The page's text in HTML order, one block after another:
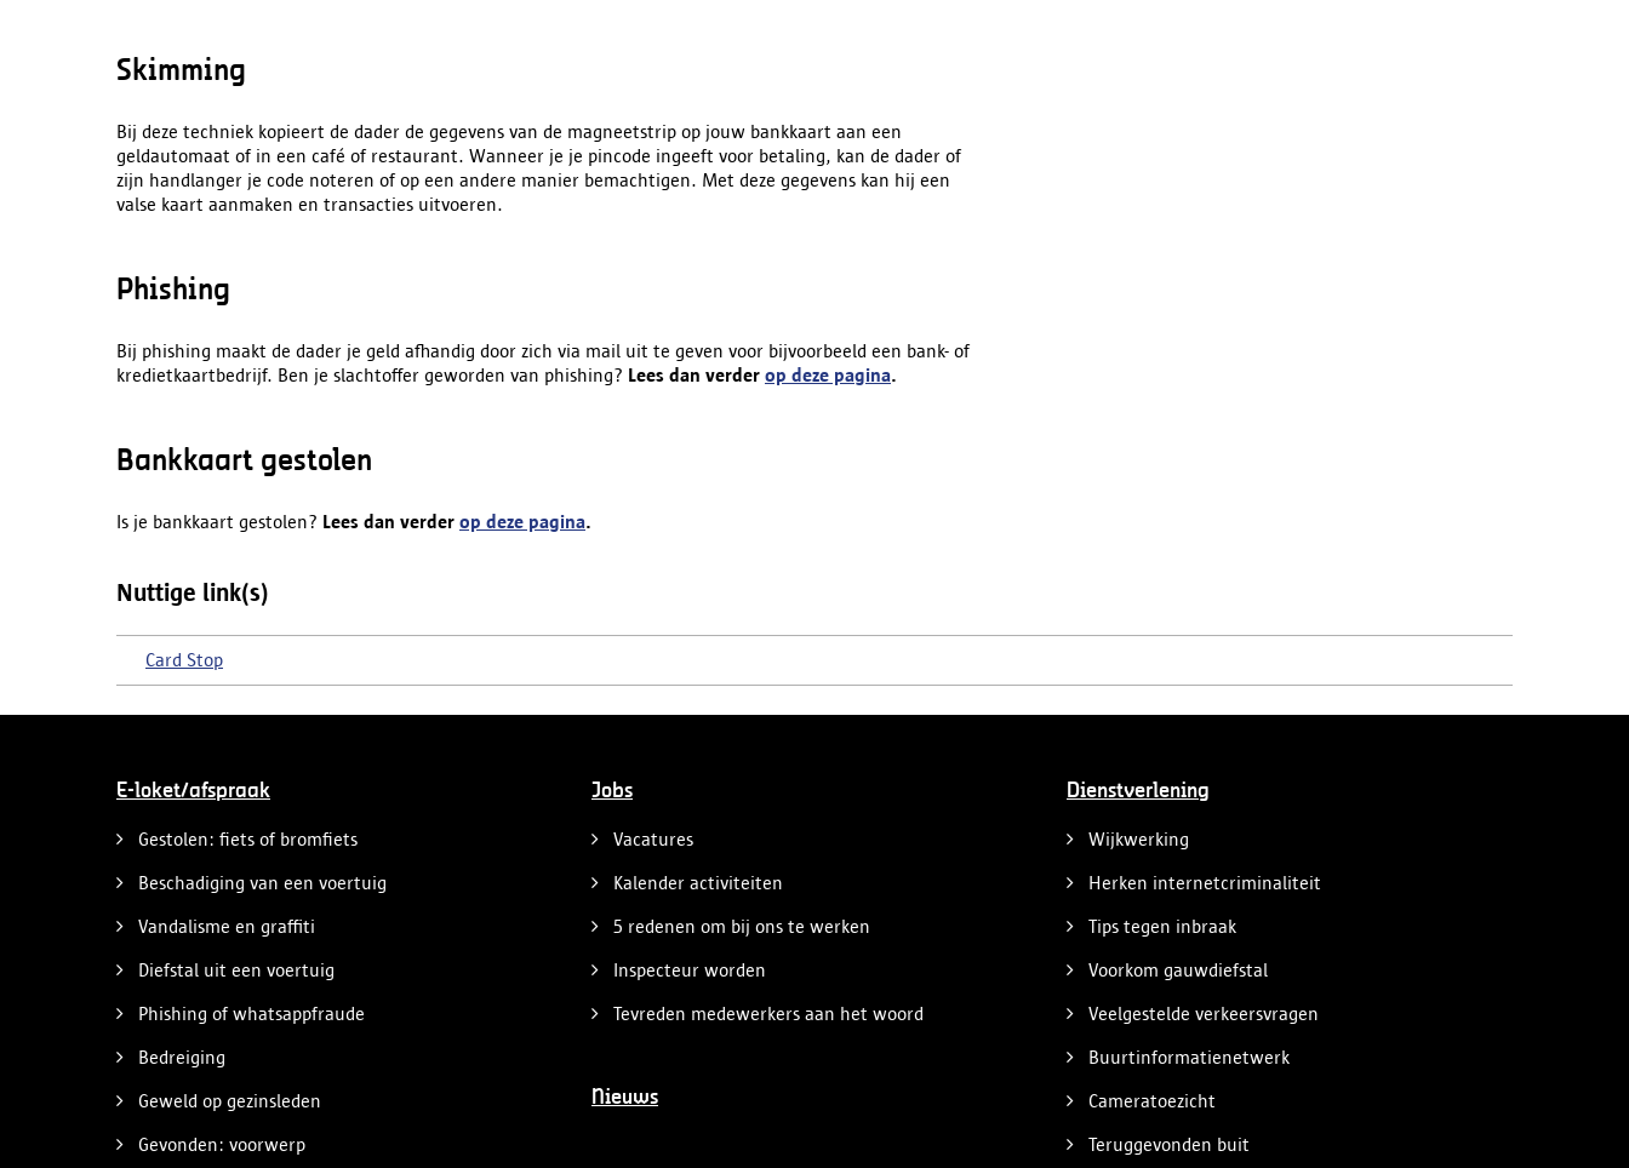
Skimming
Bij deze techniek kopieert de dader de gegevens van de magneetstrip op jouw bankkaart aan een
geldautomaat of in een café of restaurant. Wanneer je je pincode ingeeft voor betaling, kan de dader of
zijn handlanger je code noteren of op een andere manier bemachtigen. Met deze gegevens kan hij een
valse kaart aanmaken en transacties uitvoeren.
Phishing
Bij phishing maakt de dader je geld afhandig door zich via mail uit te geven voor bijvoorbeeld een bank- of
kredietkaartbedrijf. Ben je slachtoffer geworden van phishing? Lees dan verder op deze pagina.
Bankkaart gestolen
Is je bankkaart gestolen? Lees dan verder op deze pagina.
Nuttige link(s)
Card Stop
E-loket/afspraak
Gestolen: fiets of bromfiets
Beschadiging van een voertuig
Vandalisme en graffiti
Diefstal uit een voertuig
Phishing of whatsappfraude
Bedreiging
Geweld op gezinsleden
Gevonden: voorwerp
Jobs
Vacatures
Kalender activiteiten
5 redenen om bij ons te werken
Inspecteur worden
Tevreden medewerkers aan het woord
Nieuws
Dienstverlening
Wijkwerking
Herken internetcriminaliteit
Tips tegen inbraak
Voorkom gauwdiefstal
Veelgestelde verkeersvragen
Buurtinformatienetwerk
Cameratoezicht
Teruggevonden buit